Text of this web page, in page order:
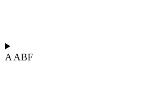
A ABF